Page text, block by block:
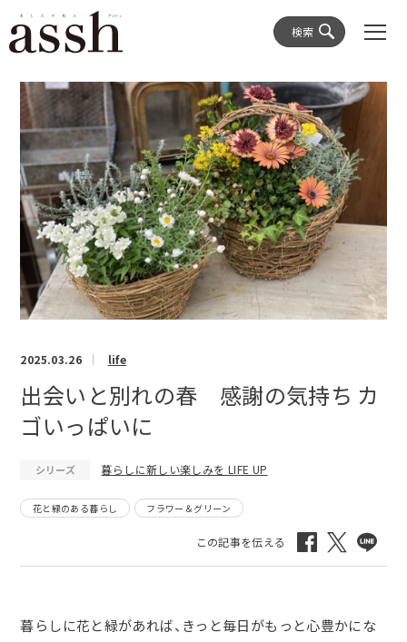
検索
2025.03.26 life
出会いと別れの春 感謝の気持ち カ
ゴいっぱいに
シリーズ 暮らしに新しい楽しみを LIFE UP
花と緑のある暮らし フラワー＆グリーン
暮らしに花と緑があれば、きっと毎日がもっと心豊かにな